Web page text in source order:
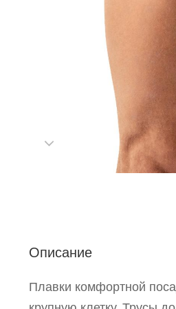
Описание
Плавки комфортной